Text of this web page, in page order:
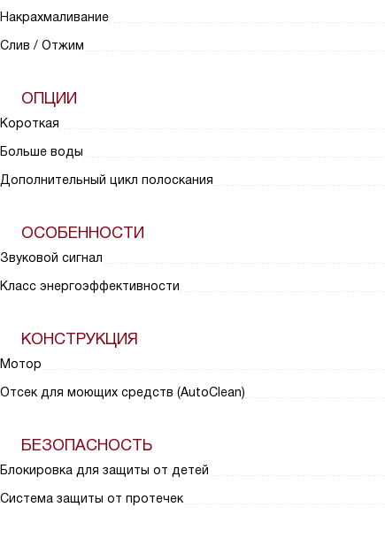
Накрахмаливание
Слив / Отжим
ОПЦИИ
Короткая
Больше воды
Дополнительный цикл полоскания
ОСОБЕННОСТИ
Звуковой сигнал
Класс энергоэффективности
КОНСТРУКЦИЯ
Мотор
Отсек для моющих средств (AutoClean)
БЕЗОПАСНОСТЬ
Блокировка для защиты от детей
Система защиты от протечек